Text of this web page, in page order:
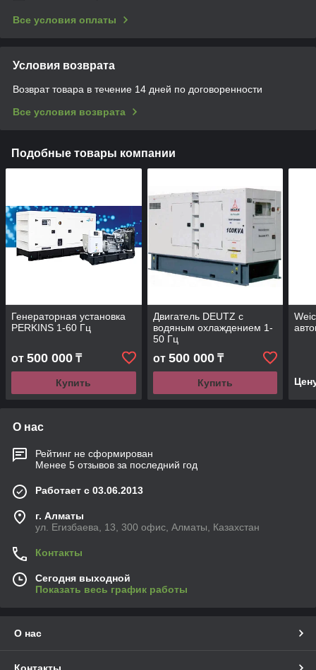
Все условия оплаты
Условия возврата
Возврат товара в течение 14 дней по договоренности
Все условия возврата
Подобные товары компании
Генераторная установка
PERKINS 1-60 Гц
от 500 000 ₸
Купить
Двигатель DEUTZ с
водяным охлаждением 1-
50 Гц
от 500 000₸
Купить
О нас
Рейтинг не сформирован
Менее 5 отзывов за последний год
Работает с 03.06.2013
г. Алматы
ул. Егизбаева, 13, 300 офис, Алматы, Казахстан
Контакты
Сегодня выходной
Показать весь график работы
О нас